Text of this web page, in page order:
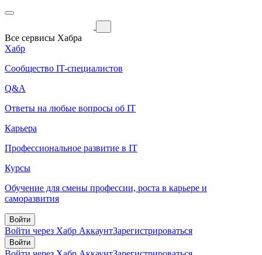
Все сервисы Хабра
Хабр
Сообщество IT-специалистов
Q&A
Ответы на любые вопросы об IT
Карьера
Профессиональное развитие в IT
Курсы
Обучение для смены профессии, роста в карьере и
саморазвития
Войти
Войти через Хабр АккаунтЗарегистрироваться
Войти